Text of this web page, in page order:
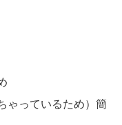
ゃっているため）簡